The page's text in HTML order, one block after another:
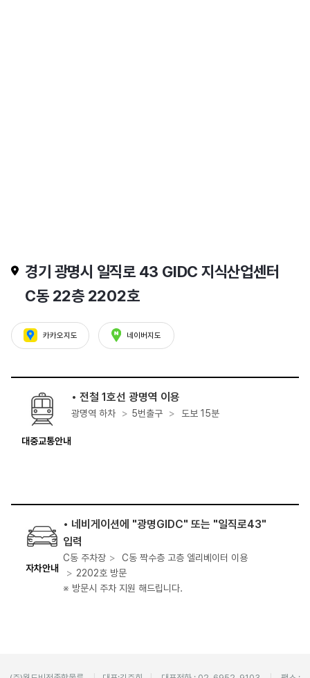
경기 광명시 일직로 43 GIDC 지식산업센터
C동 22층 2202호
카카오지도 네이버지도
대중교통안내
• 전철 1호선 광명역 이용
광명역 하차 > 5번출구 > 도보 15분
자차안내
• 네비게이션에 "광명GIDC" 또는 "일직로43"
입력
C동 주차장 >
C동 짝수층 고층 엘리베이터 이용
> 2202호 방문
※ 방문시 주차 지원 해드립니다.